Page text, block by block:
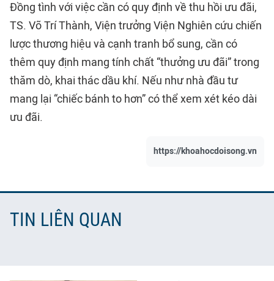
Đồng tình với việc cần có quy định về thu hồi ưu đãi,
TS. Võ Trí Thành, Viện trưởng Viện Nghiên cứu chiến
lược thương hiệu và cạnh tranh bổ sung, cần có
thêm quy định mang tính chất “thưởng ưu đãi” trong
thăm dò, khai thác dầu khí. Nếu như nhà đầu tư
mang lại “chiếc bánh to hơn” có thể xem xét kéo dài
ưu đãi.
https://khoahocdoisong.vn
TIN LIÊN QUAN